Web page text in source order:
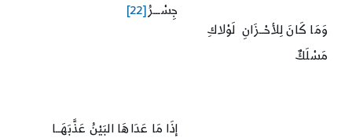
وَمَا كَانَ لِلأحْــزَانِ لَوْلاكِ
مَسْلَكٌ
جِسْـــرُ [22]
إذَا مَا عَدَاهَا البَيْنُ عَذَّبَهَــا